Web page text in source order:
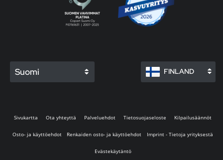
Suomi FINLAND
Sivukartta Ota yhteyttä Palveluehdot Tietosuojaseloste Kilpailusäännöt
Osto- ja käyttöehdot Renkaiden osto- ja käyttöehdot Imprint - Tietoja yrityksestä
Evästekäytäntö